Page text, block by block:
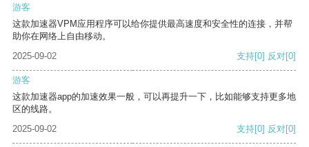
游客
这款加速器VPM应用程序可以给你提供最高速度和安全性的连接，并帮
助你在网络上自由移动。
2025-09-02
支持[0] 反对[0]
游客
这款加速器app的加速效果一般，可以再提升一下，比如能够支持更多地
区的线路。
2025-09-02
支持[0] 反对[0]